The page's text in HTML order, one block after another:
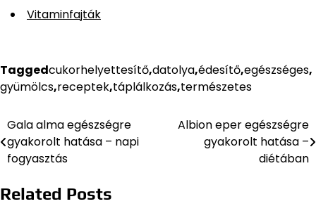
Vitaminfajták
Taggedcukorhelyettesítő,datolya,édesítő,egészséges,
gyümölcs,receptek,táplálkozás,természetes
Bejegyzés
navigáció
Gala alma egészségre
gyakorolt hatása – napi
fogyasztás
Albion eper egészségre
gyakorolt hatása –
diétában
Related Posts